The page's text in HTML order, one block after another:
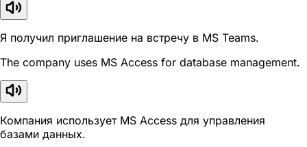
Я получил приглашение на встречу в MS Teams.
The company uses MS Access for database management.
Компания использует MS Access для управления
базами данных.